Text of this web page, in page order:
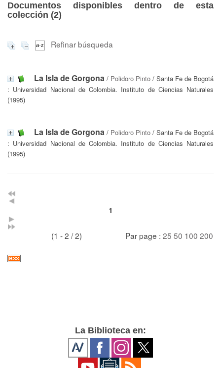
Documentos disponibles dentro de esta
colección (2)
Refinar búsqueda
La Isla de Gorgona / Polidoro Pinto / Santa Fe de Bogotá
: Universidad Nacional de Colombia. Instituto de Ciencias Naturales
(1995)
La Isla de Gorgona / Polidoro Pinto / Santa Fe de Bogotá
: Universidad Nacional de Colombia. Instituto de Ciencias Naturales
(1995)
1
(1 - 2 / 2) Par page : 25 50 100 200
La Biblioteca en: